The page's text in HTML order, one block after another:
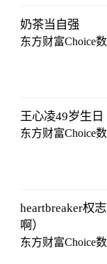
奶茶当自强
东方财富Choice
王心凌49岁生
东方财富Choice
heartbreaker权
啊）
东方财富Choice